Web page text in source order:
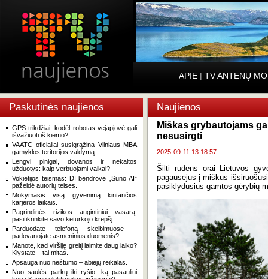
APIE | TV ANTENŲ
Paskutinės naujienos
GPS trikdžiai: kodėl robotas vejapjovė gali
išvažiuoti iš kiemo?
VAATC oficialiai susigrąžina Vilniaus MBA
gamyklos teritorijos valdymą.
Lengvi pinigai, dovanos ir nekaltos
užduotys: kaip verbuojami vaikai?
Vokietijos teismas: DI bendrovė „Suno AI“
pažeidė autorių teises.
Mokymasis visą gyvenimą kintančios
karjeros laikais.
Pagrindinės rizikos augintiniui vasarą:
pasitikrinkite savo keturkojo krepšį.
Parduodate telefoną skelbimuose –
padovanojate asmeninius duomenis?
Manote, kad viršiję greitį laimite daug laiko?
Klystate − tai mitas.
Apsauga nuo nėštumo – abiejų reikalas.
Nuo saulės parkų iki ryšio: ką pasauliui
Naujienos
Miškas grybautojams
nesusirgti
2025-09-11 13:18:57
Šilti rudens orai Lietuvos
pagausėjus į miškus
pasiklydusius gamtos gėrybių